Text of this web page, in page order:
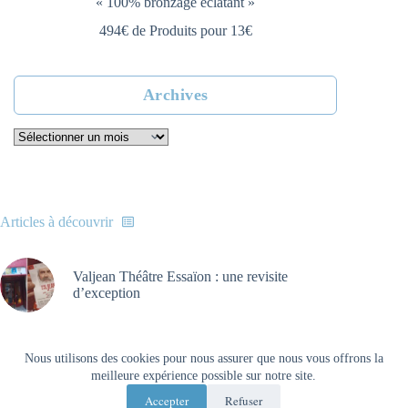
Nous utilisons des cookies pour nous assurer que nous vous offrons la
meilleure expérience possible sur notre site.
Accepter Refuser
494€ de Produits pour 13€
Archives
Archives
Articles à découvrir
Valjean Théâtre Essaïon : une revisite
d’exception